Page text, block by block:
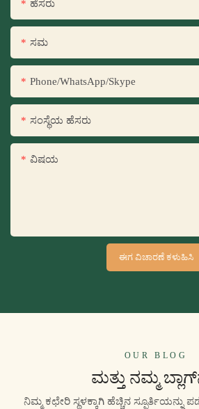
ಹೆಸರು
ಸಮ
Phone/WhatsApp/Skype
ಸಂಸ್ಥೆಯ ಹೆಸರು
ವಿಷಯ
ಈಗ ವಿಚಾರಣೆ ಕಳುಹಿಸಿ
OUR BLOG
ಮತ್ತು ನಮ್ಮ
ನಿಮ್ಮ ಕಛೇರಿ ಸ್ಥಳಕ್ಕಾಗಿ ಹೆಚ್ಚಿನ